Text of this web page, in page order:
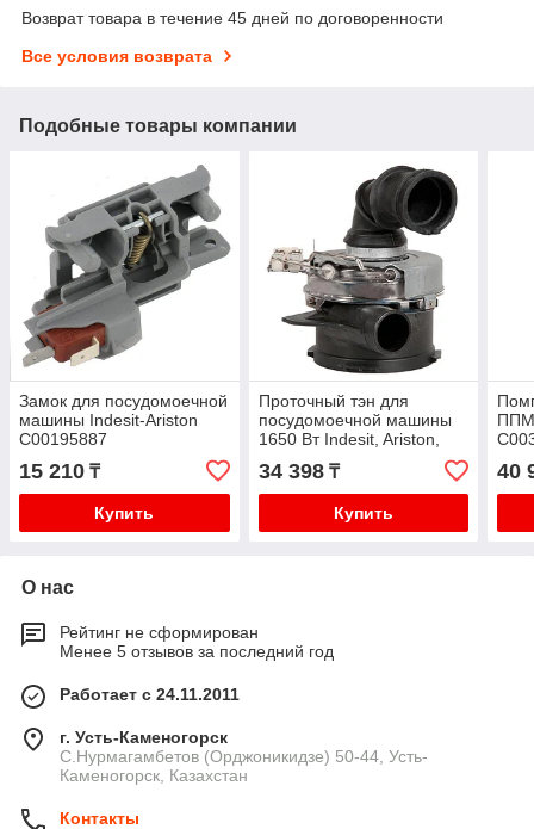
Возврат товара в течение 45 дней по договоренности
Все условия возврата
Подобные товары компании
Замок для посудомоечной
машины Indesit-Ariston
C00195887
15 210 ₸
Купить
Проточный тэн для
посудомоечной машины
1650 Вт Indesit, Ariston,
C00256526
34 398₸
Купить
ППМ
40
О нас
Рейтинг не сформирован
Менее 5 отзывов за последний год
Работает с 24.11.2011
г. Усть-Каменогорск
С.Нурмагамбетов (Орджоникидзе) 50-44, Усть-
Каменогорск, Казахстан
Контакты